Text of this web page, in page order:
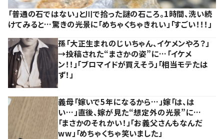
「普通の石ではない」と川で拾った謎の石ころ。1時間、洗い続
けてみると…驚きの光景に「めちゃくちゃきれい」「すごい！！！」
孫「大正生まれのじいちゃん、イケメンやろ？」
→投稿された“まさかの姿”に…「イケメ
ン！！」「ブロマイドが買えそう」「相当モテたは
ず！」
義母「嫁いで5年になるから…」嫁「は、は
い…」直後、嫁が見た“想定外の光景”に…
「まさかのそれかい！」「お義父さんもなんだ
ww」「めちゃくちゃ笑いました」